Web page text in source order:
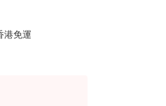
港免運